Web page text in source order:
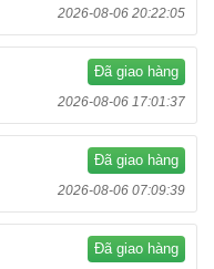
2026-08-06 20:22:05
Đã giao hàng
2026-08-06 17:01:37
Đã giao hàng
2026-08-06 07:09:39
Đã giao hàng